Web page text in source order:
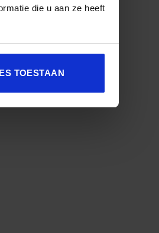
die u aan ze heeft
TOESTAAN
content
hun aanpak.